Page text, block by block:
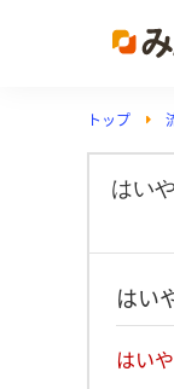
トップ
はい
はい
はい